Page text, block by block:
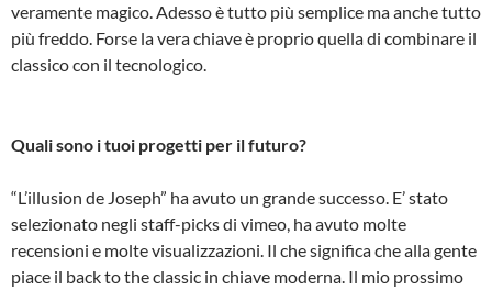
veramente magico. Adesso è tutto più semplice ma anche tutto
più freddo. Forse la vera chiave è proprio quella di combinare il
classico con il tecnologico.
Quali sono i tuoi progetti per il futuro?
“L’illusion de Joseph” ha avuto un grande successo. E’ stato
selezionato negli staff-picks di vimeo, ha avuto molte
recensioni e molte visualizzazioni. Il che significa che alla gente
piace il back to the classic in chiave moderna. Il mio prossimo